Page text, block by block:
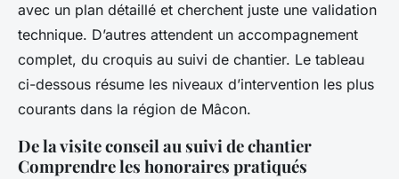
avec un plan détaillé et cherchent juste une validation
technique. D’autres attendent un accompagnement
complet, du croquis au suivi de chantier. Le tableau
ci-dessous résume les niveaux d’intervention les plus
courants dans la région de Mâcon.
De la visite conseil au suivi de chantier
Comprendre les honoraires pratiqués